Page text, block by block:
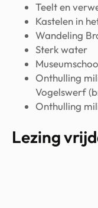
Teelt en
Kastelen in
Wandeling
Sterk water
Onthulling
Vogelswerf
Onthulling
Lezing